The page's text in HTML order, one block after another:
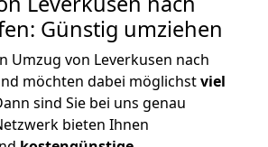
Günstig umziehen
Umzug von Leverkusen nach
möchten dabei möglichstviel
sind Sie bei uns genau
bieten Ihnen